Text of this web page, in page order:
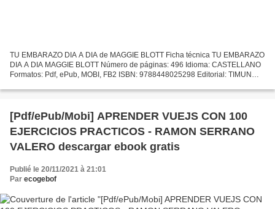
TU EMBARAZO DIA A DIA de MAGGIE BLOTT Ficha técnica TU EMBARAZO
DIA A DIA MAGGIE BLOTT Número de páginas: 496 Idioma: CASTELLANO
Formatos: Pdf, ePub, MOBI, FB2 ISBN: 9788448025298 Editorial: TIMUN
[Pdf/ePub/Mobi] APRENDER VUEJS CON 100
EJERCICIOS PRACTICOS - RAMON SERRANO
VALERO descargar ebook gratis
Publié le 20/11/2021 à 21:01
Par ecogebof